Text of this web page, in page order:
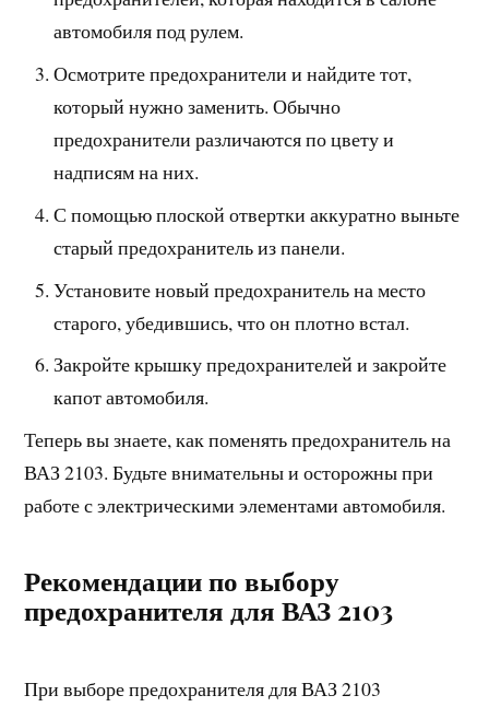
автомобиля под рулем.
Осмотрите предохранители и найдите тот,
который нужно заменить. Обычно
предохранители различаются по цвету и
надписям на них.
С помощью плоской отвертки аккуратно выньте
старый предохранитель из панели.
Установите новый предохранитель на место
старого, убедившись, что он плотно встал.
Закройте крышку предохранителей и закройте
капот автомобиля.
Теперь вы знаете, как поменять предохранитель на
ВАЗ 2103. Будьте внимательны и осторожны при
работе с электрическими элементами автомобиля.
Рекомендации по выбору
предохранителя для ВАЗ 2103
При выборе предохранителя для ВАЗ 2103